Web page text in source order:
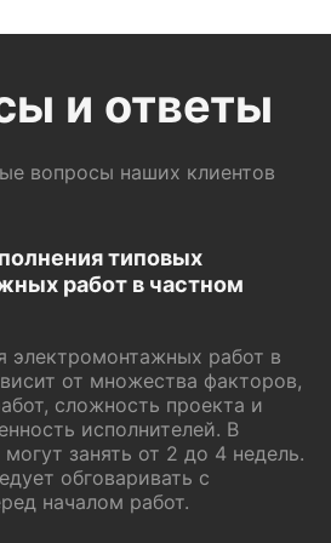
и ответы
вопросы наших клиентов
типовых
работ в частном
электромонтажных работ в
от множества факторов,
сложность проекта и
исполнителей. В
занять от 2 до 4 недель.
обговаривать с
началом работ.